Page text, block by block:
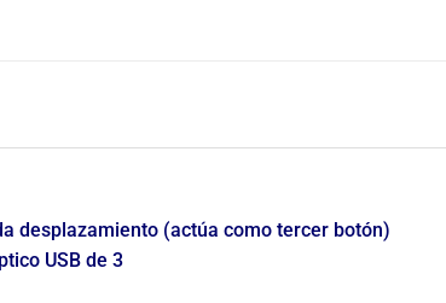
desplazamiento (actúa como tercer botón)
USB de 3